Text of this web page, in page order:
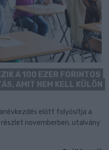
A 100 EZER FORINTOS
AMIT NEM KELL KÜLÖN
előtt folyósítja a
részlet novemberben, utalvány